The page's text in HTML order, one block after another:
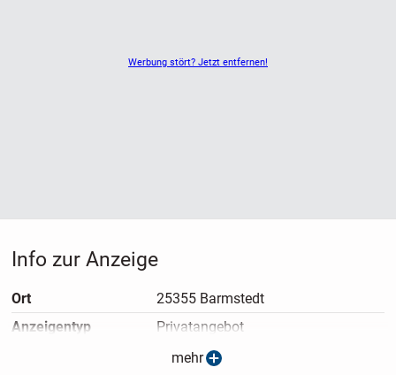
Werbung stört? Jetzt entfernen!
Info zur Anzeige
Ort
25355 Barmstedt
Anzeigen­typ
Privatangebot
13.05.2026
mehr